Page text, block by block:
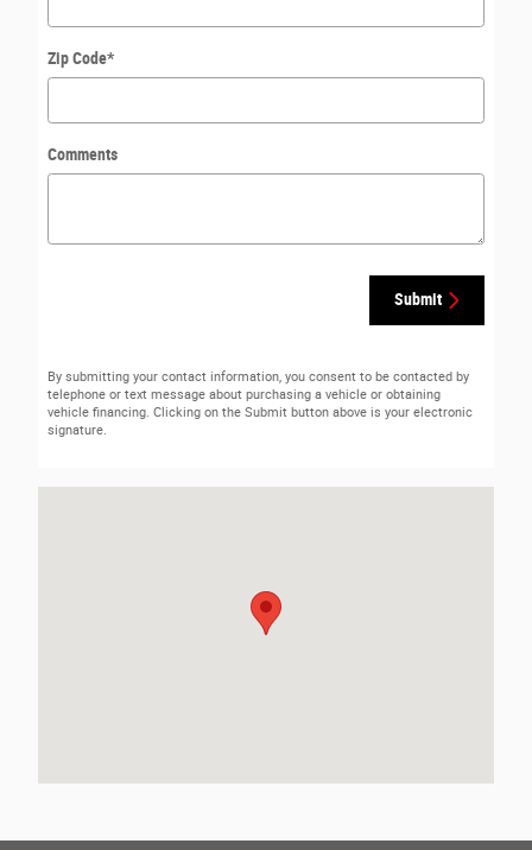
Zip Code*
Comments
Submit
By submitting your contact information, you consent to be contacted by
telephone or text message about purchasing a vehicle or obtaining
vehicle financing. Clicking on the Submit button above is your electronic
signature.